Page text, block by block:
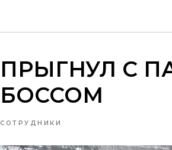
ПРЫГНУЛ С
БОССОМ
СОТРУДНИКИ